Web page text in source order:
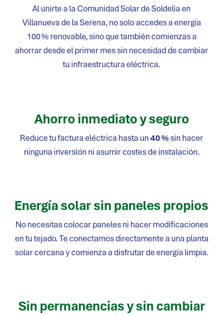
Al unirte a la Comunidad Solar de Soldelia en
Villanueva de la Serena, no solo accedes a energía
100 % renovable, sino que también comienzas a
ahorrar desde el primer mes sin necesidad de cambiar
tu infraestructura eléctrica.
Ahorro inmediato y seguro
Reduce tu factura eléctrica hasta un40 %sin hacer
ninguna inversión ni asumir costes de instalación.
Energía solar sin paneles propios
No necesitas colocar paneles ni hacer modificaciones
en tu tejado. Te conectamos directamente a una planta
solar cercana y comienza a disfrutar de energía limpia.
Sin permanencias y sin cambiar